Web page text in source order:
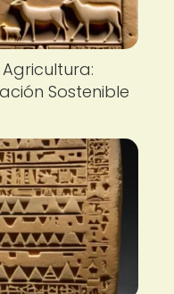
Sostenible